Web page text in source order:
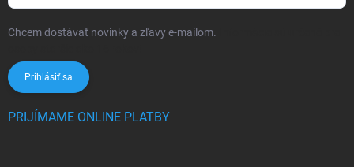
Chcem dostávať novinky a zľavy e-mailom.
Prihlásiť sa
PRIJÍMAME ONLINE PLATBY